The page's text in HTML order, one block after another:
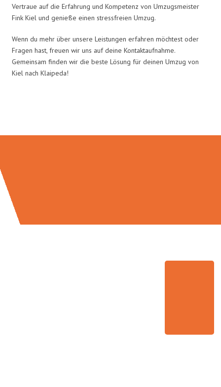
Vertraue auf die Erfahrung und Kompetenz von Umzugsmeister
Fink Kiel und genieße einen stressfreien Umzug.
Wenn du mehr über unsere Leistungen erfahren möchtest oder
Fragen hast, freuen wir uns auf deine Kontaktaufnahme.
Gemeinsam finden wir die beste Lösung für deinen Umzug von
Kiel nach Klaipeda!